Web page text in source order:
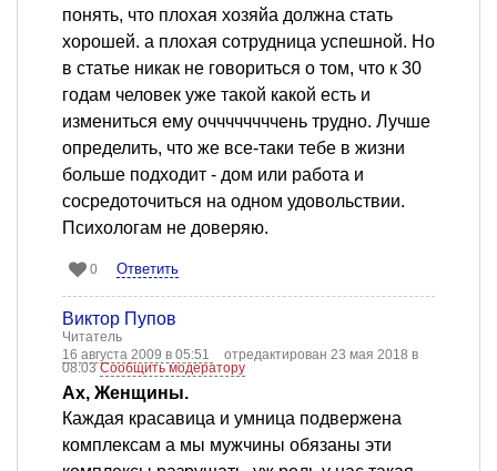
понять, что плохая хозяйа должна стать
хорошей. а плохая сотрудница успешной. Но
в статье никак не говориться о том, что к 30
годам человек уже такой какой есть и
измениться ему оччччччччень трудно. Лучше
определить, что же все-таки тебе в жизни
больше подходит - дом или работа и
сосредоточиться на одном удовольствии.
Психологам не доверяю.
0 Ответить
Виктор Пупов
Читатель
16 августа 2009 в 05:51
отредактирован 23 мая 2018 в
08:03Сообщить модератору
Ах, Женщины.
Каждая красавица и умница подвержена
комплексам а мы мужчины обязаны эти